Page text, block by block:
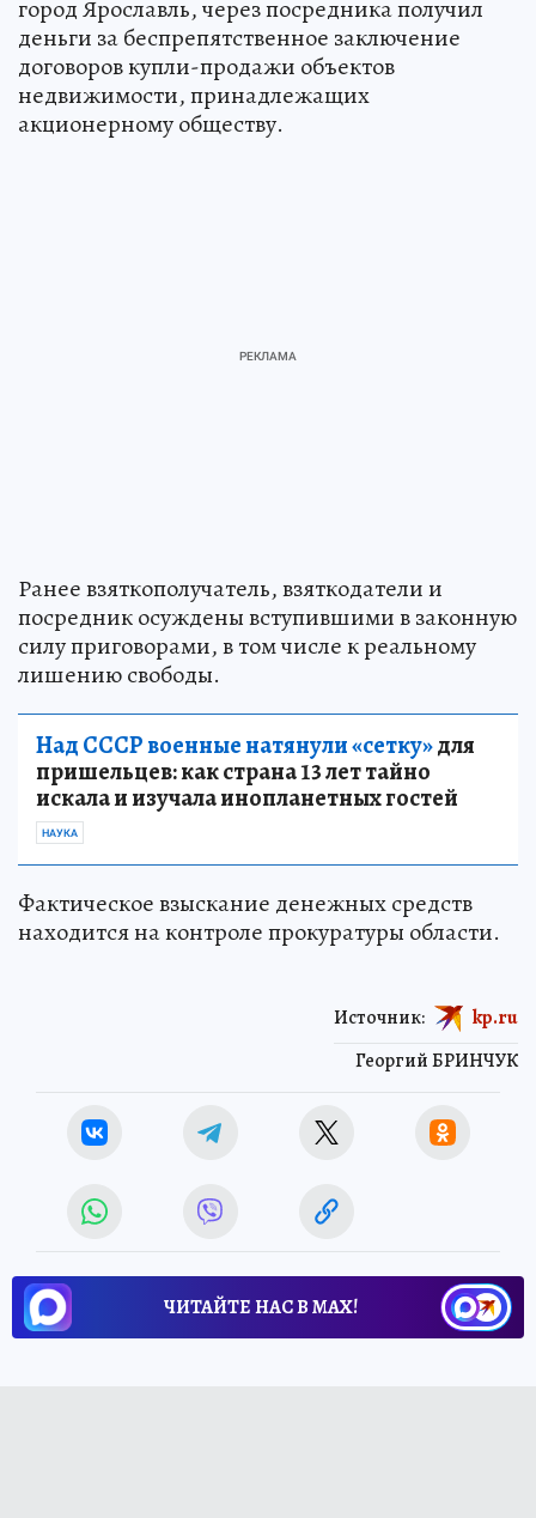
город Ярославль, через посредника получил
деньги за беспрепятственное заключение
договоров купли-продажи объектов
недвижимости, принадлежащих
акционерному обществу.
Ранее взяткополучатель, взяткодатели и
посредник осуждены вступившими в законную
силу приговорами, в том числе к реальному
лишению свободы.
Над СССР военные натянули «сетку»для
пришельцев: как страна 13 лет тайно
искала и изучала инопланетных гостей
НАУКА
Фактическое взыскание денежных средств
находится на контроле прокуратуры области.
Георгий БРИНЧУК
Источник: kp.ru
ЧИТАЙТЕ НАС В МАХ!